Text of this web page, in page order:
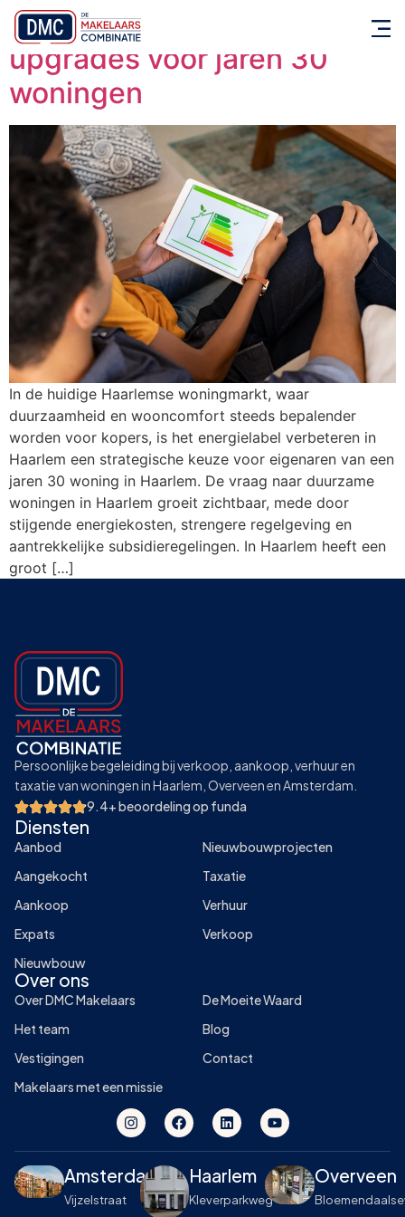
Energielabel verbeteren: 7
upgrades voor jaren 30
woningen
In de huidige Haarlemse woningmarkt, waar
duurzaamheid en wooncomfort steeds bepalender
worden voor kopers, is het energielabel verbeteren in
Haarlem een strategische keuze voor eigenaren van een
jaren 30 woning in Haarlem. De vraag naar duurzame
woningen in Haarlem groeit zichtbaar, mede door
stijgende energiekosten, strengere regelgeving en
aantrekkelijke subsidieregelingen. In Haarlem heeft een
groot […]
Persoonlijke begeleiding bij verkoop, aankoop, verhuur en
taxatie van woningen in Haarlem, Overveen en Amsterdam.
9.4+ beoordeling op funda
Diensten
Aanbod
Aangekocht
Aankoop
Expats
Nieuwbouw
Nieuwbouwprojecten
Taxatie
Verhuur
Verkoop
Over ons
Over DMC Makelaars
Het team
Vestigingen
Makelaars met een missie
De Moeite Waard
Blog
Contact
Amsterdam
Vijzelstraat
Haarlem
Kleverparkweg
Overveen